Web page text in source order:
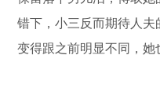
错下，小三反而期待人
变得跟之前明显不同，她